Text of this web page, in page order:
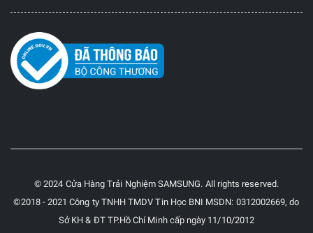
© 2024 Cửa Hàng Trải Nghiệm SAMSUNG. All rights reserved.
©2018 - 2021 Công ty TNHH TMDV Tin Học BNI MSDN: 0312002669, do
Sở KH & ĐT TP.Hồ Chí Minh cấp ngày 11/10/2012